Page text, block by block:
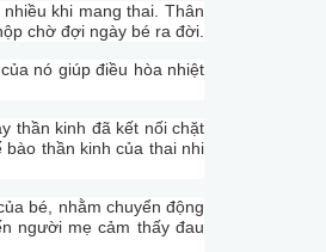
khi mang thai. Thân
chờ đợi ngày bé ra đời.
nó giúp điều hòa nhiệt
thần kinh đã kết nối chặt
thần kinh của thai nhi
bé, nhằm chuyển động
người mẹ cảm thấy đau